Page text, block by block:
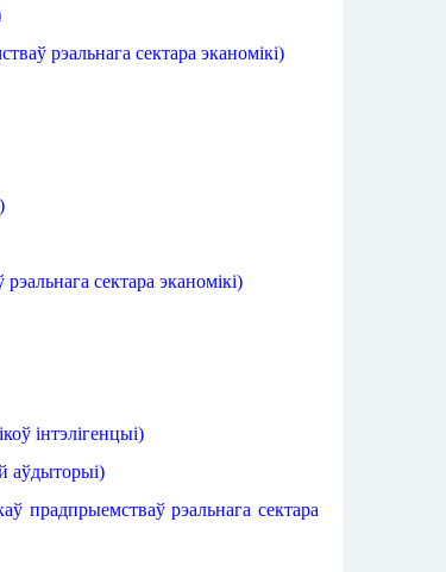
рэальнага сектара эканомікі)
рэальнага сектара эканомікі)
інтэлігенцыі)
аўдыторыі)
прадпрыемстваў рэальнага сектара